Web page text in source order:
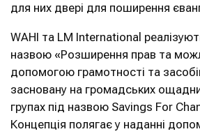
для них двері для поширення
WAHI та LM International
назвою «Розширення прав та
допомогою грамотності та
засновану на громадських
групах під назвою Savings For
Концепція полягає у наданні